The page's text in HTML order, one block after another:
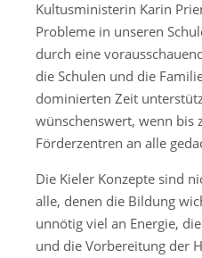
Kultusministerin Karin
Probleme in unseren
durch eine
die Schulen und die
dominierten Zeit
wünschenswert, wenn bis
Förderzentren an alle
Die Kieler Konzepte sind
alle, denen die Bildung
unnötig viel an Energie,
und die Vorbereitung der